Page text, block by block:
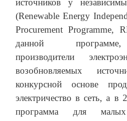
источников у
(Renewable Energy
Procurement Programme,
данной
производители
возобновляемых
конкурсной основе
электричество в сеть, а в
программа для малых